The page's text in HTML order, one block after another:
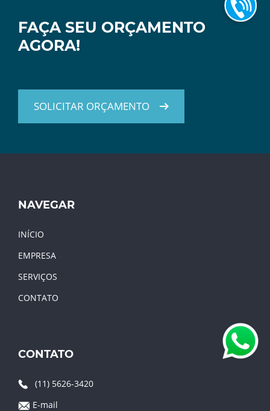
FAÇA SEU ORÇAMENTO
AGORA!
SOLICITAR ORÇAMENTO
NAVEGAR
INÍCIO
EMPRESA
SERVIÇOS
CONTATO
CONTATO
(11) 5626-3420
E-mail